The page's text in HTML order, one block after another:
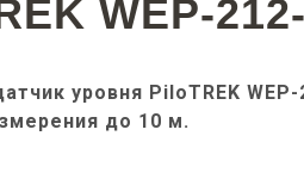
WEP-
уровня PiloTREK WEP-
до 10 м.